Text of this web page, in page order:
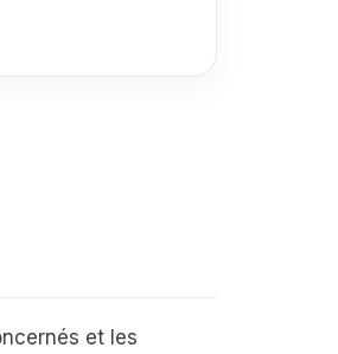
et les